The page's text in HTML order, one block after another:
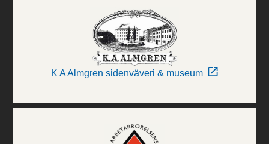
K A Almgren sidenväveri & museum